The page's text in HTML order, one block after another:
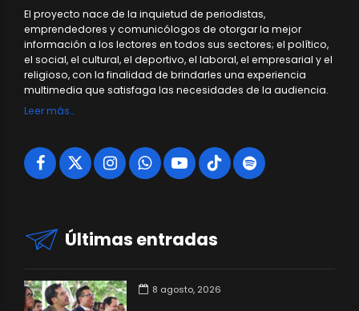
El proyecto nace de la inquietud de periodistas,
emprendedores y comunicólogos de otorgar la mejor
información a los lectores en todos sus sectores; el político,
el social, el cultural, el deportivo, el laboral, el empresarial y el
religioso, con la finalidad de brindarles una experiencia
multimedia que satisfaga las necesidades de la audiencia.
Leer más…
Últimas entradas
8 agosto, 2026